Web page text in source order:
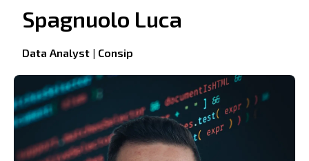
Spagnuolo Luca
Data Analyst | Consip